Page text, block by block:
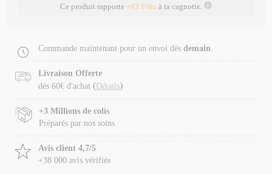
Ce produit rapporte +63 Fitiz à ta cagnotte.
Commande maintenant pour un envoi dès demain.
Livraison Offerte
dès 60€ d'achat ( Détails)
+3 Millions de colis
Préparés par nos soins
Avis client 4,7/5
+38 000 avis vérifiés